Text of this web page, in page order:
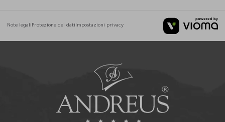
Note legaliProtezione dei datiImpostazioni privacy